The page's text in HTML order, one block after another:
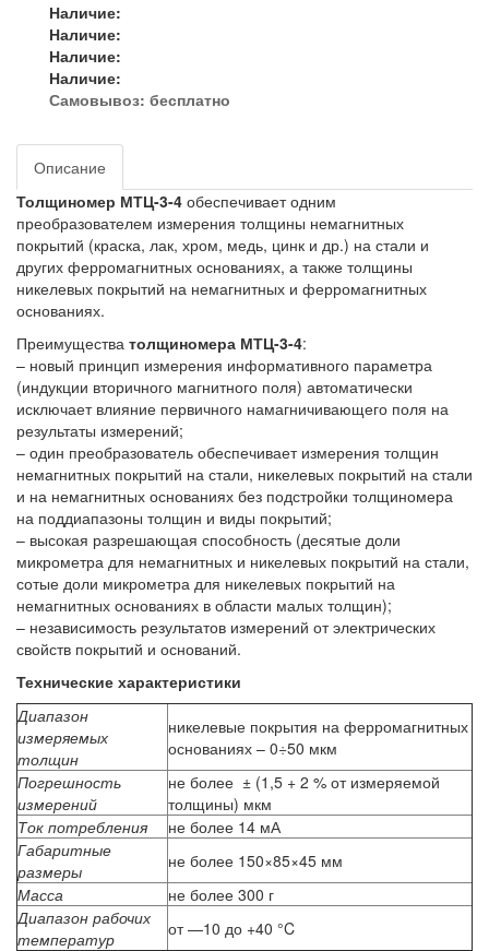
Наличие:
Наличие:
Наличие:
Наличие:
Самовывоз: бесплатно
Описание
Толщиномер МТЦ-3-4 обеспечивает одним
преобразователем измерения толщины немагнитных
покрытий (краска, лак, хром, медь, цинк и др.) на стали и
других ферромагнитных основаниях, а также толщины
никелевых покрытий на немагнитных и ферромагнитных
основаниях.
Преимущества толщиномера МТЦ-3-4:
– новый принцип измерения информативного параметра
(индукции вторичного магнитного поля) автоматически
исключает влияние первичного намагничивающего поля на
результаты измерений;
– один преобразователь обеспечивает измерения толщин
немагнитных покрытий на стали, никелевых покрытий на стали
и на немагнитных основаниях без подстройки толщиномера
на поддиапазоны толщин и виды покрытий;
– высокая разрешающая способность (десятые доли
микрометра для немагнитных и никелевых покрытий на стали,
сотые доли микрометра для никелевых покрытий на
немагнитных основаниях в области малых толщин);
– независимость результатов измерений от электрических
свойств покрытий и оснований.
Технические характеристики
Диапазон
измеряемых
толщин
никелевые покрытия на ферромагнитных
основаниях – 0÷50 мкм
Погрешность
измерений
не более ± (1,5 + 2 % от измеряемой
толщины) мкм
Ток потребления
не более 14 мА
Габаритные
размеры
не более 150×85×45 мм
Масса
не более 300 г
Диапазон рабочих
температур
от —10 до +40 °C